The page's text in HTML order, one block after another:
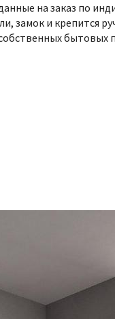
на заказ по
и крепится
бытовых